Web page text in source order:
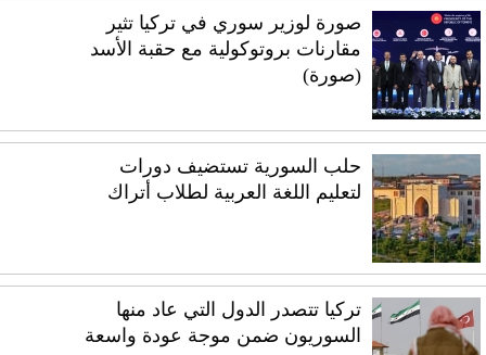
صورة لوزير سوري في تركيا تثير
مقارنات بروتوكولية مع حقبة الأسد
(صورة)
حلب السورية تستضيف دورات
لتعليم اللغة العربية لطلاب أتراك
تركيا تتصدر الدول التي عاد منها
السوريون ضمن موجة عودة واسعة